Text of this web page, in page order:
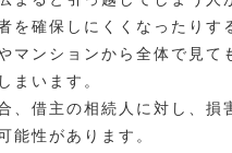
を確保しにくくなったりす
マンションから全体で見て
まいます。
、借主の相続人に対し、損
能性があります。